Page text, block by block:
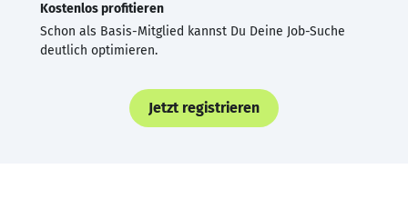
Kostenlos profitieren
Schon als Basis-Mitglied kannst Du Deine Job-Suche
deutlich optimieren.
Jetzt registrieren